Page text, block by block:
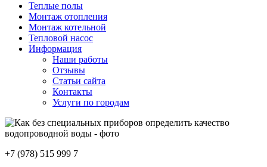
Теплые полы
Монтаж отопления
Монтаж котельной
Тепловой насос
Информация
Наши работы
Отзывы
Статьи сайта
Контакты
Услуги по городам
+7 (978) 515 999 7